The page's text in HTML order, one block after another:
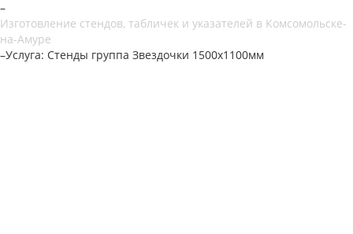
–
Изготовление стендов, табличек и указателей в Комсомольске-
на-Амуре
–Услуга: Стенды группа Звездочки 1500х1100мм